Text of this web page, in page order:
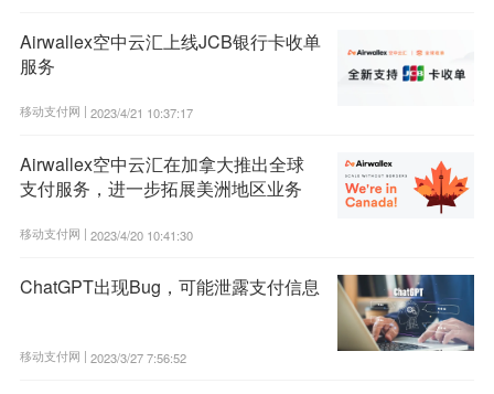
Airwallex空中云汇上线JCB银行卡收单
服务
移动支付网 | 2023/4/21 10:37:17
Airwallex空中云汇在加拿大推出全球
支付服务，进一步拓展美洲地区业务
移动支付网 | 2023/4/20 10:41:30
ChatGPT出现Bug，可能泄露支付信息
移动支付网 | 2023/3/27 7:56:52